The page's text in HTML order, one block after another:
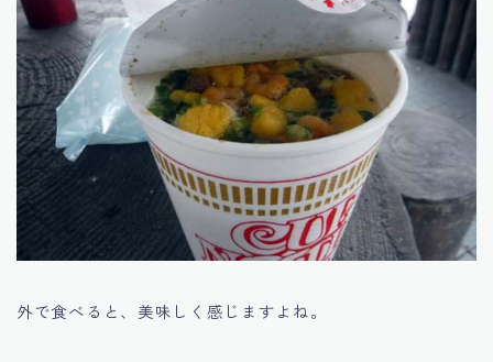
外で食べると、美味しく感じますよね。